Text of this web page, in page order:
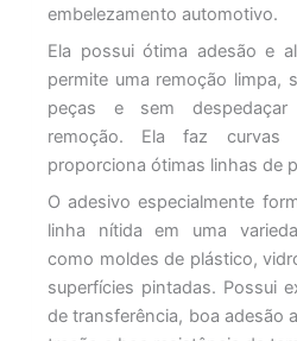
embelezamento automotivo.
Ela possui ótima adesão e
permite uma remoção limpa,
peças e sem
remoção. Ela faz curvas
proporciona ótimas linhas de
O adesivo especialmente
linha nítida em uma
como moldes de plástico,
superfícies pintadas. Possui
de transferência, boa adesão